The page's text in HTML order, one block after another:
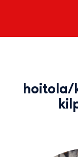
hoitola/